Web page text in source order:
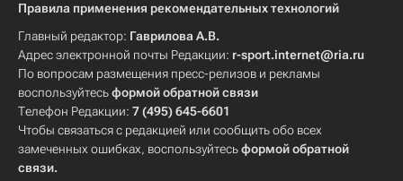
Правила применения рекомендательных технологий
Главный редактор: Гаврилова А.В.
Адрес электронной почты Редакции: r-sport.internet@ria.ru
По вопросам размещения пресс-релизов и рекламы
воспользуйтесьформой обратной связи
Телефон Редакции: 7 (495) 645-6601
Чтобы связаться с редакцией или сообщить обо всех
замеченных ошибках, воспользуйтесьформой обратной
связи.